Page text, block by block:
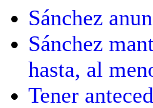
Sánchez
Sánchez
hasta, al
Tener